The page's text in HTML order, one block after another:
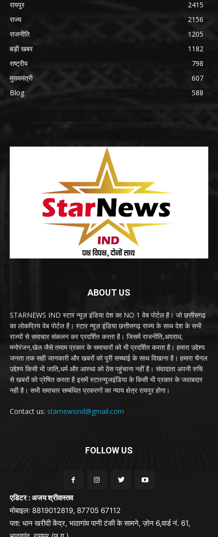
रायपुर
2415
राज्य
2156
राजनीति
1205
बड़ी खबर
1182
राष्ट्रीय
798
मुख्यमंत्री
607
Blog
588
ABOUT US
STARNEWS IND स्टार न्यूज़ इंडिया देश का NO 1 वेब पोर्टल है। जो छत्तीसगढ़
का लोकप्रिय वेब पोर्टल है। स्टार न्यूज़ इंडिया छत्तीसगढ़ राज्य के साथ देश के सभी
राज्यों से समाचार संकलन कर प्रदर्शित करता है। जिसमें राजनीति,अपराध,
मनोरंजन,खेल जैसे तमाम प्रकार के समाचारों को भी प्रदर्शित करता है। हमारा उद्देश्य
जनता तक सही जानकारी और खबरों को पूरी सच्चाई के साथ दिखाना है। हमारा चैनल
उद्देश्य किसी भी जाति,धर्म और आस्था को ठेस पहुंचाना नहीं है। संवादाता अपनी रुचि
से खबरों को प्रेषित करता है इसमें स्टारन्यूजइंडिया के किसी भी प्रकार के जवाबदार
नही है। सभी समाचार सम्बंधित प्रकरणों का न्याय क्षेत्र रायपुर होगा।
Contact us: starnewsind@gmail.com
FOLLOW US
एडिटर : अजय श्रीवास्तव
मोबाइल: 8819012819, 87705 67112
पता: धान खरीदी केंद्र, भाठागांव पानी टंकी के सामने, ज़ोन 6,वार्ड नं. 61,